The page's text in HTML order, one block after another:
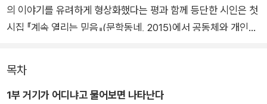
의 이야기를 유려하게 형상화했다는 평과 함께 등단한 시인은 첫
시집 『계속 열리는 믿음』(문학동네, 2015)에서 공동체와 개인의
조로 재구성하며 “현재적 일상의 시공간에 스며든 시원적인 것의
흔적을 돋을새김의 필치로 명징하게 드러내 보여”주고 “무심하
면서도 첨예하게 절제된 하드보일드 문체와 더불어 철학적 알레
목차
1부 거기가 어디냐고 물어보면 나타난다